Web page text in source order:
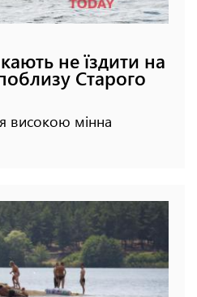
не їздити на
Старого
високою мінна